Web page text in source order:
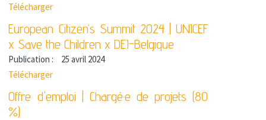
Télécharger
European Citizen’s Summit 2024 | UNICEF
x Save the Children x DEI-Belgique
Publication :
25 avril 2024
Télécharger
Offre d'emploi | Chargé·e de projets (80
%)